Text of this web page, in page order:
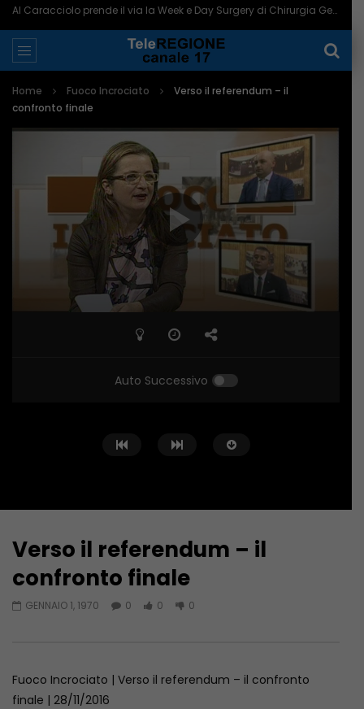
Clementino in concerto a Termoli: “Essere sempre se stessi” – 06/08/2026
Home Fuoco Incrociato
Verso il referendum – il
confronto finale
Auto Successivo
Fuoco Incrociato… in Libia
Verso il referendum – il
confronto finale
GENNAIO 1, 1970 0 0 0
Fuoco Incrociato | Verso il referendum – il confronto
finale | 28/11/2016